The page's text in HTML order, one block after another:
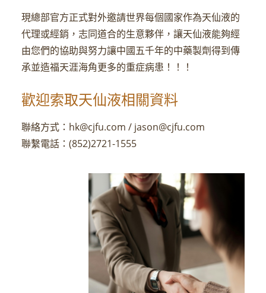
現總部官方正式對外邀請世界每個國家作為天仙液的
代理或經銷，志同道合的生意夥伴，讓天仙液能夠經
由您們的協助與努力讓中國五千年的中藥製劑得到傳
承並造福天涯海角更多的重症病患！！！
歡迎索取天仙液相關資料
聯絡方式：hk@cjfu.com / jason@cjfu.com
聯繫電話：(852)2721-1555